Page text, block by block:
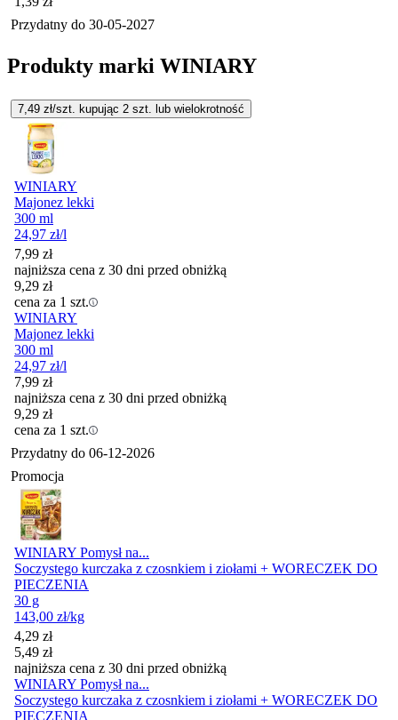
Przydatny do 30-05-2027
Produkty marki WINIARY
7,49 zł/szt. kupując 2 szt. lub wielokrotność
WINIARY
Majonez lekki
300 ml
24,97 zł/l
7,99 zł
najniższa cena z 30 dni przed obniżką
9,29 zł
cena za 1 szt.
WINIARY
Majonez lekki
300 ml
24,97 zł/l
7,99 zł
najniższa cena z 30 dni przed obniżką
9,29 zł
cena za 1 szt.
Przydatny do 06-12-2026
Promocja
WINIARY Pomysł na...
Soczystego kurczaka z czosnkiem i ziołami + WORECZEK DO
PIECZENIA
30 g
143,00 zł/kg
Cena promocyjna
4,29 zł
5,49 zł
najniższa cena z 30 dni przed obniżką
WINIARY Pomysł na...
Soczystego kurczaka z czosnkiem i ziołami + WORECZEK DO
PIECZENIA